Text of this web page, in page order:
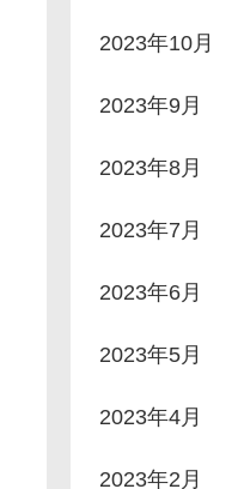
2023年10月
2023年9月
2023年8月
2023年7月
2023年6月
2023年5月
2023年4月
2023年2月